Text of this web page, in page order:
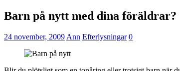
Barn på nytt med dina föräldrar?
24 november, 2009 Ann Efterlysningar 0